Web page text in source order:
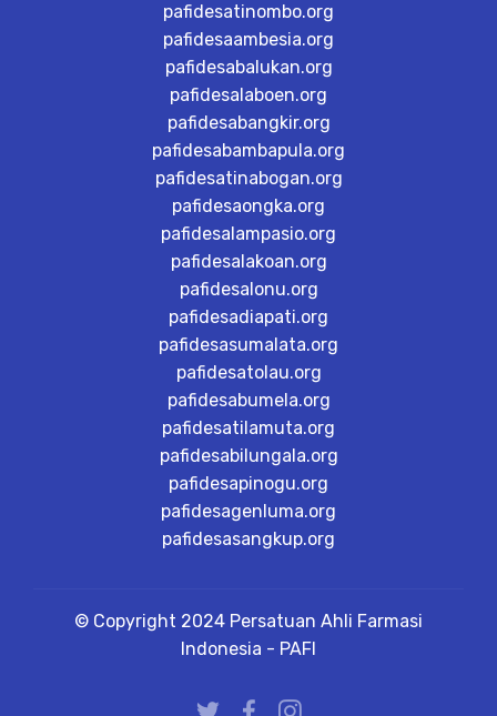
pafidesatinombo.org
pafidesaambesia.org
pafidesabalukan.org
pafidesalaboen.org
pafidesabangkir.org
pafidesabambapula.org
pafidesatinabogan.org
pafidesaongka.org
pafidesalampasio.org
pafidesalakoan.org
pafidesalonu.org
pafidesadiapati.org
pafidesasumalata.org
pafidesatolau.org
pafidesabumela.org
pafidesatilamuta.org
pafidesabilungala.org
pafidesapinogu.org
pafidesagenluma.org
pafidesasangkup.org
© Copyright 2024 Persatuan Ahli Farmasi
Indonesia - PAFI